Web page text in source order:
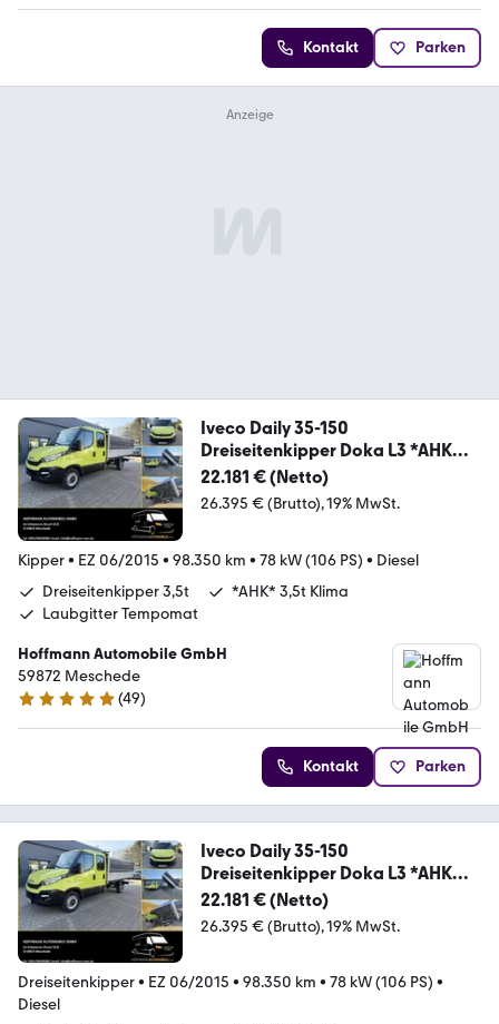
Kontakt Parken
Iveco Daily 35-150
Dreiseitenkipper Doka L3 *AHK
3,5*
22.181 € (Netto)
26.395 € (Brutto) 19% MwSt.
Kipper• EZ 06/2015 • 98.350 km • 78 kW (106 PS) • Diesel
Dreiseitenkipper 3,5t
*AHK* 3,5t Klima
Laubgitter Tempomat
Hoffmann Automobile GmbH
59872 Meschede
4.9 Sterne
(49)
Kontakt Parken
Iveco Daily 35-150
Dreiseitenkipper Doka L3 *AHK
3,5T*
22.181 € (Netto)
26.395 € (Brutto) 19% MwSt.
Dreiseitenkipper• EZ 06/2015 • 98.350 km • 78 kW (106 PS) •
Diesel